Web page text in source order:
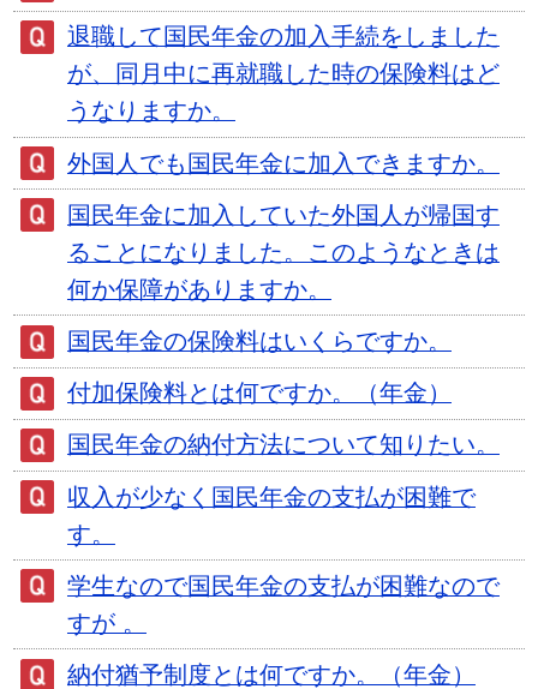
退職して国民年金の加入手続をしました
が、同月中に再就職した時の保険料はど
うなりますか。
外国人でも国民年金に加入できますか。
国民年金に加入していた外国人が帰国す
ることになりました。このようなときは
何か保障がありますか。
国民年金の保険料はいくらですか。
付加保険料とは何ですか。（年金）
国民年金の納付方法について知りたい。
収入が少なく国民年金の支払が困難で
す。
学生なので国民年金の支払が困難なので
すが 。
納付猶予制度とは何ですか。（年金）